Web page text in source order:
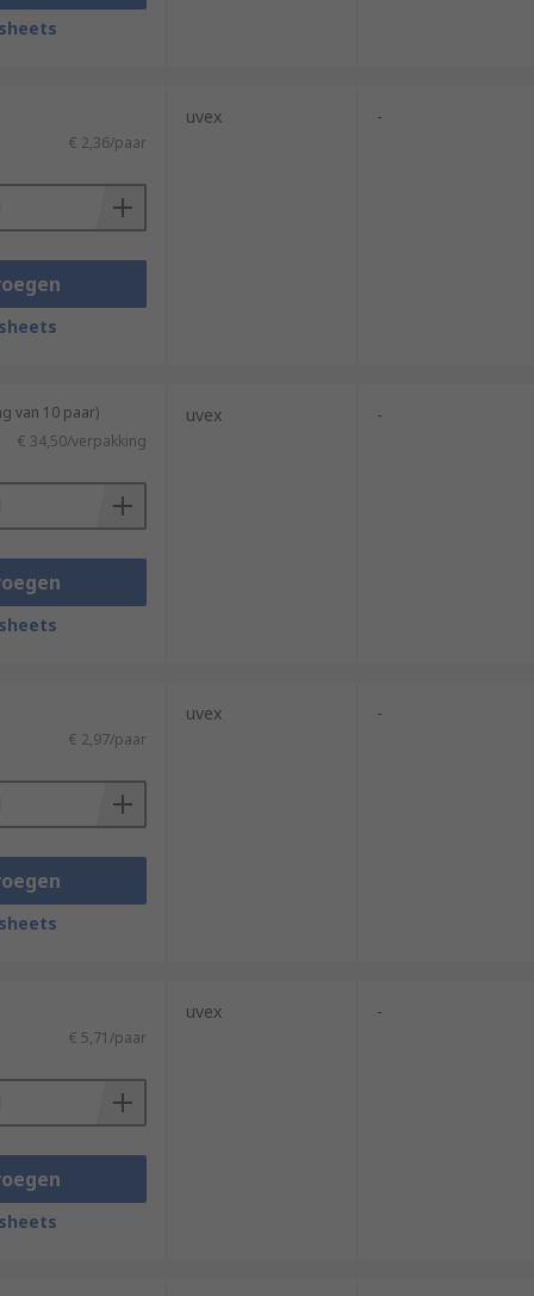
€ 2,36/paar
uvex -
van 10 paar)
€ 34,50/verpakking
uvex -
€ 2,97/paar
uvex -
€ 5,71/paar
uvex -